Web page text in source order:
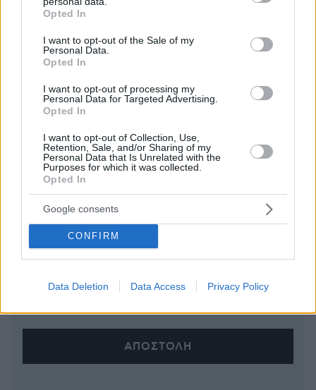
grant or deny consent to Google and its third-party tags to
use your data for below specified purposes in below Google
consent section.
Opted In
I want to opt-out of the Sale of my
Personal Data.
Opted In
I want to opt-out of processing my
Personal Data for Targeted Advertising.
Opted In
I want to opt-out of Collection, Use,
Retention, Sale, and/or Sharing of my
Personal Data that Is Unrelated with the
Purposes for which it was collected.
Opted In
Google consents
CONFIRM
Data Deletion Data Access Privacy Policy
EMAIL
ΣΧΌΛΙΟ *
χαρακτήρες